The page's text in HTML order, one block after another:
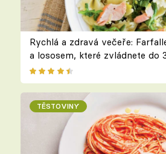
Rychlá a zdravá večeře:
a lososem, které zvládnete do
TĚSTOVINY